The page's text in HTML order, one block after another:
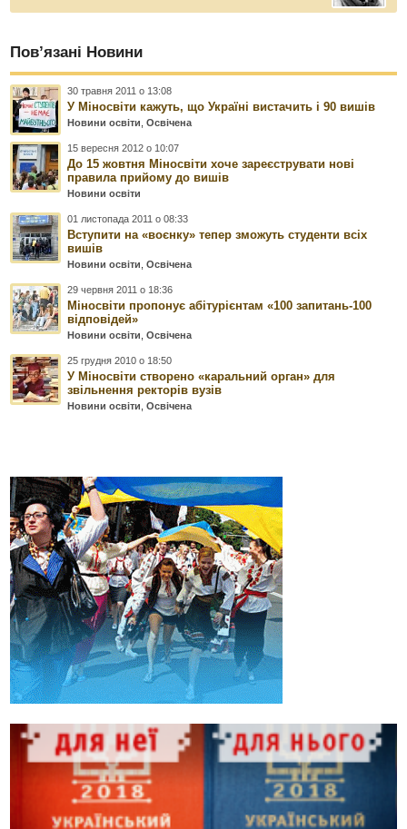
Пов’язані Новини
30 травня 2011 о 13:08
У Міносвіти кажуть, що Україні вистачить і 90 вишів
Новини освіти ,Освічена
15 вересня 2012 о 10:07
До 15 жовтня Міносвіти хоче зареєструвати нові
правила прийому до вишів
Новини освіти
01 листопада 2011 о 08:33
Вступити на «воєнку» тепер зможуть студенти всіх
вишів
Новини освіти ,Освічена
29 червня 2011 о 18:36
Міносвіти пропонує абітурієнтам «100 запитань-100
відповідей»
Новини освіти ,Освічена
25 грудня 2010 о 18:50
У Міносвіти створено «каральний орган» для
звільнення ректорів вузів
Новини освіти ,Освічена